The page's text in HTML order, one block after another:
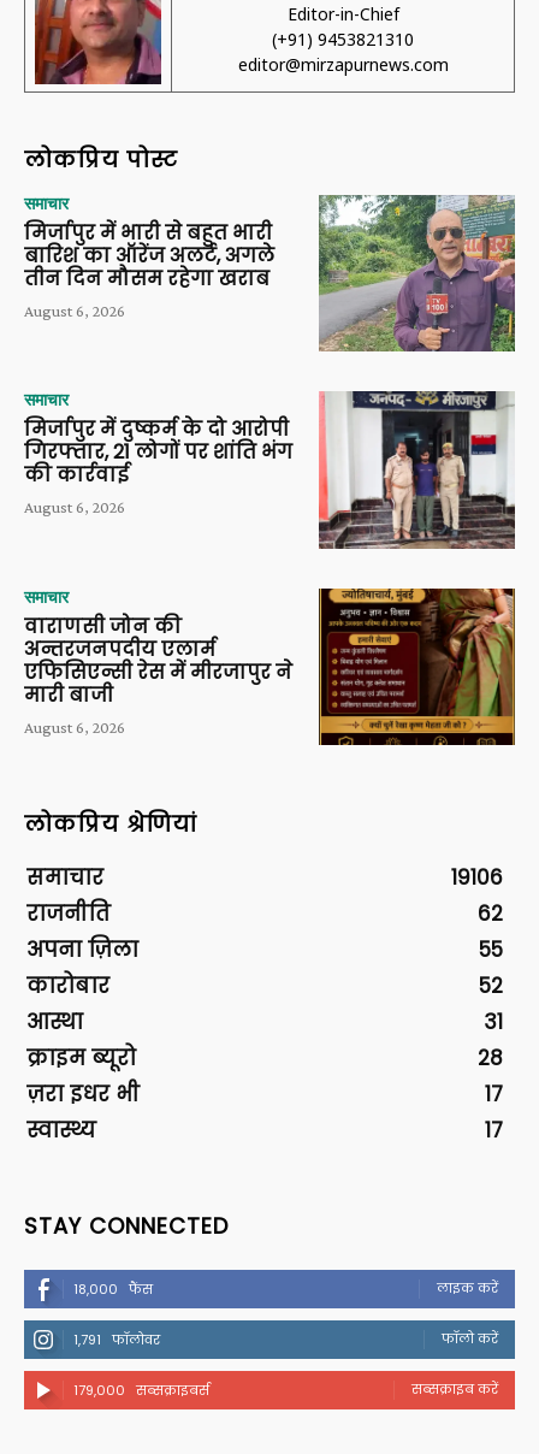
Editor-in-Chief
(+91) 9453821310
editor@mirzapurnews.com
लोकप्रिय पोस्ट
समाचार
मिर्जापुर में भारी से बहुत भारी
बारिश का ऑरेंज अलर्ट, अगले
तीन दिन मौसम रहेगा खराब
August 6, 2026
समाचार
मिर्जापुर में दुष्कर्म के दो आरोपी
गिरफ्तार, 21 लोगों पर शांति भंग
की कार्रवाई
August 6, 2026
समाचार
वाराणसी जोन की
अन्तरजनपदीय एलार्म
एफिसिएन्सी रेस में मीरजापुर ने
मारी बाजी
August 6, 2026
लोकप्रिय श्रेणियां
समाचार
19106
राजनीति
62
अपना ज़िला
55
कारोबार
52
आस्था
31
क्राइम ब्यूरो
28
ज़रा इधर भी
17
स्वास्थ्य
17
STAY CONNECTED
18,000 फैंस लाइक करें
1,791 फॉलोवर फॉलो करें
179,000 सब्सक्राइबर्स सब्सक्राइब करें